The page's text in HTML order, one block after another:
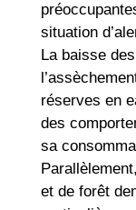
situation
La baisse
réserves en
des
sa
et de forêt